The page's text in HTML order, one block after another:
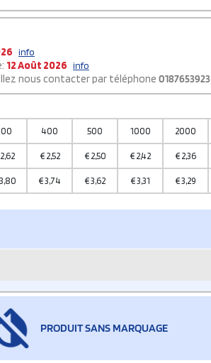
info
12 Août 2026 info
nous contacter par téléphone 0187653923
400 500 1000 2000
2,62 € 2,52 € 2,50 € 2,42 € 2,36
3,80 €3,74 €3,62 €3,31 €3,29
PRODUIT SANS MARQUAGE